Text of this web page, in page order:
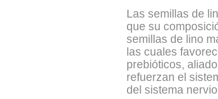
Las semillas de
que su
semillas de lino
las cuales
prebióticos,
refuerzan el
del sistema